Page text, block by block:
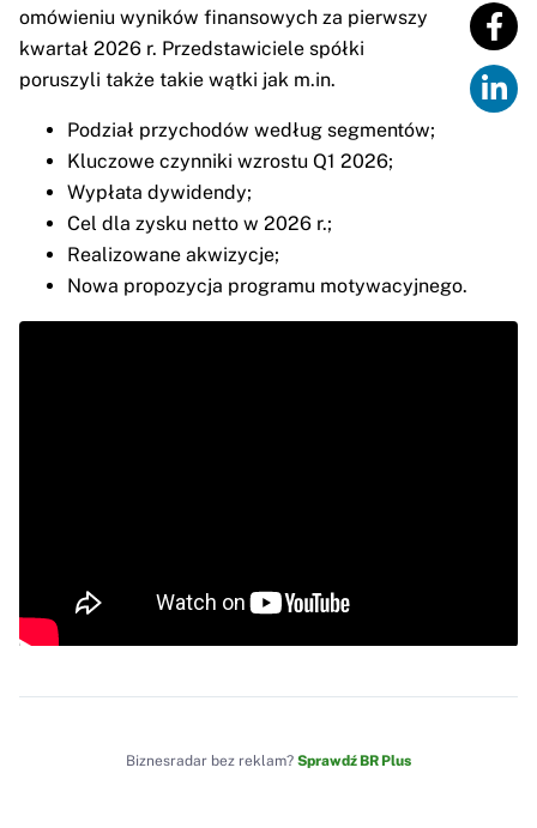
omówieniu wyników finansowych za pierwszy
kwartał 2026 r. Przedstawiciele spółki
poruszyli także takie wątki jak m.in.
Podział przychodów według segmentów;
Kluczowe czynniki wzrostu Q1 2026;
Wypłata dywidendy;
Cel dla zysku netto w 2026 r.;
Realizowane akwizycje;
Nowa propozycja programu motywacyjnego.
Biznesradar bez reklam? Sprawdź BR Plus